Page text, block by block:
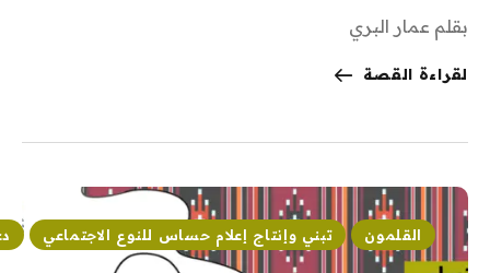
بقلم عمار البري
لقراءة القصة
القلمون تبني وإنتاج إعلام حساس للنوع الاجتماعي